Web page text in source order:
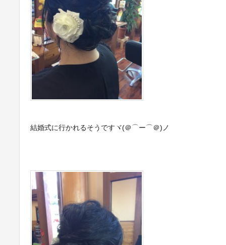
結婚式に行かれるそうですヾ(＠⌒ー⌒＠)ノ